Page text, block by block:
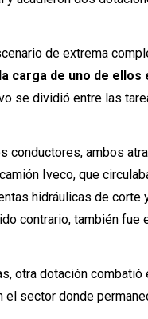
de extrema
carga de uno de ellos
se dividió entre las
conductores, ambos
Iveco, que
hidráulicas de
contrario, también fue
otra dotación
sector donde